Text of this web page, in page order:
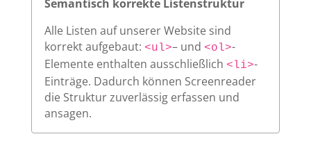
Semantisch korrekte Listenstruktur
Alle Listen auf unserer Website sind
korrekt aufgebaut: <ul>– und <ol>-
Elemente enthalten ausschließlich <li>-
Einträge. Dadurch können Screenreader
die Struktur zuverlässig erfassen und
ansagen.